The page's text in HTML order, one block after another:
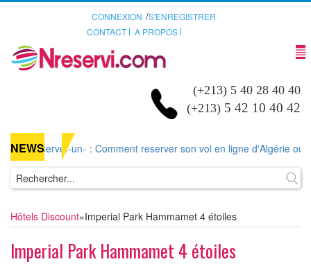
CONNEXION /S'ENREGISTRER
CONTACT
A PROPOS
(+213) 5 40 28 40 40
(+213) 5 42 10 40 42
NEWS
reserver-un- : Comment reserver son vol en ligne d'Algérie ou
Hôtels Discount»Imperial Park Hammamet 4 étoiles
Imperial Park Hammamet 4 étoiles